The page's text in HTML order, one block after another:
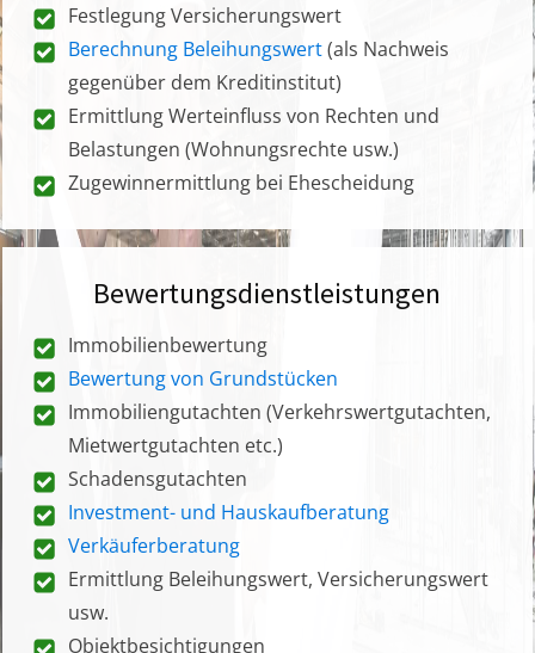
Festlegung Versicherungswert
Berechnung Beleihungswert(als Nachweis
gegenüber dem Kreditinstitut)
Ermittlung Werteinfluss von Rechten und
Belastungen (Wohnungsrechte usw.)
Zugewinnermittlung bei Ehescheidung
Bewertungsdienstleistungen
Immobilienbewertung
Bewertung von Grundstücken
Immobiliengutachten (Verkehrswertgutachten,
Mietwertgutachten etc.)
Schadensgutachten
Investment- und Hauskaufberatung
Verkäuferberatung
Ermittlung Beleihungswert, Versicherungswert
usw.
Objektbesichtigungen